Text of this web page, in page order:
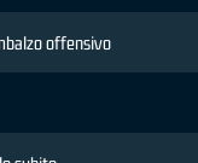
offensivo